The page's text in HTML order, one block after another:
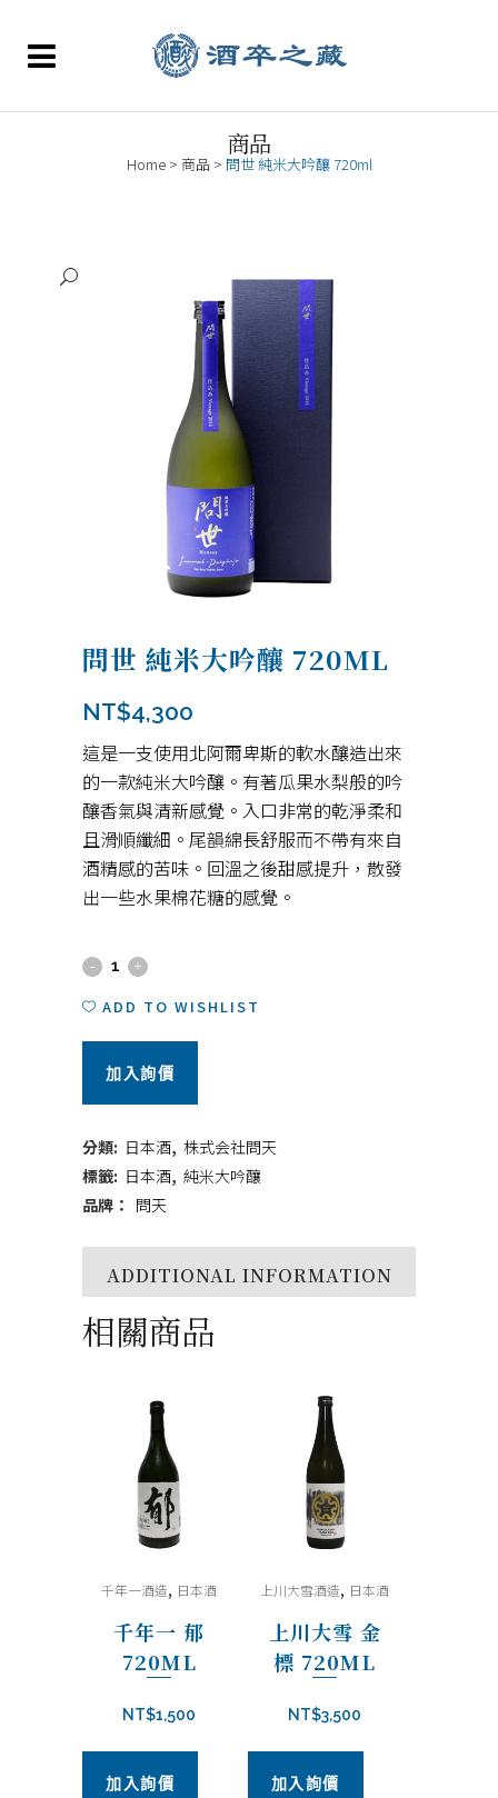
商品
Home> 商品 > 問世 純米大吟釀 720ml
問世 純米大吟釀 720ML
NT$4,300
這是一支使用北阿爾卑斯的軟水釀造出來
的一款純米大吟釀。有著瓜果水梨般的吟
釀香氣與清新感覺。入口非常的乾淨柔和
且滑順纖細。尾韻綿長舒服而不帶有來自
酒精感的苦味。回溫之後甜感提升，散發
出一些水果棉花糖的感覺。
問
世
純
吟
釀
720ml
quantity
ADD TO WISHLIST
加入詢價
分類: 日本酒, 株式会社問天
標籤: 日本酒, 純米大吟釀
品牌： 問天
ADDITIONAL INFORMATION
相關商品
千年一酒造, 日本酒
千年一 郁
720ML
NT$1,500
加入詢價
上川大雪酒造, 日本酒
上川大雪 金
標 720ML
NT$3,500
加入詢價